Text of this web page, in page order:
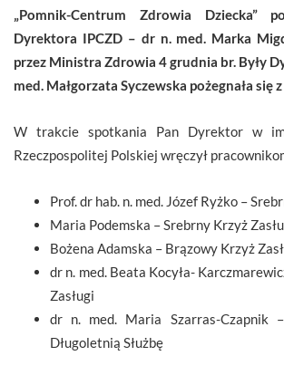
„Pomnik-Centrum Zdrowia Dziecka”
Dyrektora IPCZD – dr n. med. Marka
przez Ministra Zdrowia 4 grudnia br. Były
med. Małgorzata Syczewska pożegnała się
W trakcie spotkania Pan Dyrektor w
Rzeczpospolitej Polskiej wręczył
Prof. dr hab. n. med. Józef Ryżko –
Maria Podemska – Srebrny Krzyż
Bożena Adamska – Brązowy Krzyż
dr n. med. Beata Kocyła-
Zasługi
dr n. med. Maria Szarras-Czapnik
Długoletnią Służbę